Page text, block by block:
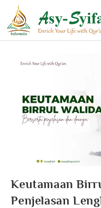
Keutamaan
Penjelasan